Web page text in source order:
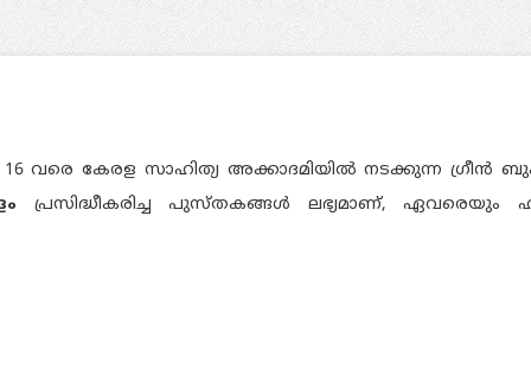
16 വരെ കേരള സാഹിത്യ അക്കാദമിയിൽ നടക്കുന്ന ഗ്രീൻ
പ്രസിദ്ധീകരിച്ച പുസ്തകങ്ങൾ ലഭ്യമാണ്, ഏവരെയും